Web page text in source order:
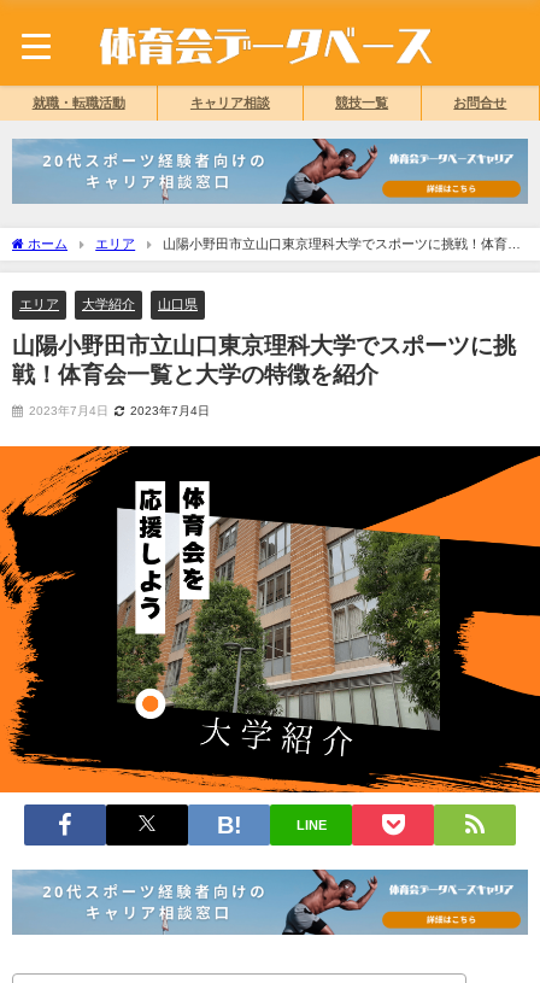
就職・転職活動 キャリア相談 競技一覧 お問合せ
ホーム エリア
山陽小野田市立山口東京理科大学でスポーツに挑戦！体育会
一覧と大学の特徴を紹介
エリア 大学紹介 山口県
山陽小野田市立山口東京理科大学でスポーツに挑
戦！体育会一覧と大学の特徴を紹介
2023年7月4日 2023年7月4日
LINE